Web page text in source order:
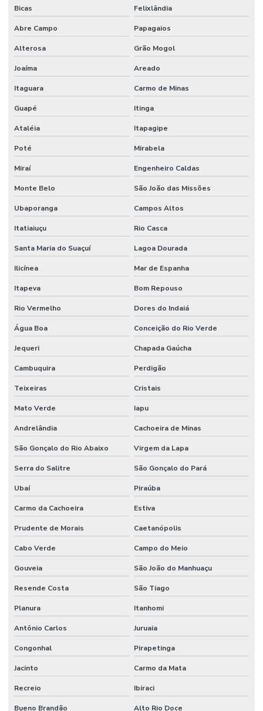
Serviços De Impermeabilização Predial
Serviços De Manutenção Predial De Qualidade
Serviços De Manutenção Preventiva
Serviços de gestão de ativos e manutenção
Serviços de manutenção industrial e corporativa
Serviços de manutenção preventiva industrial
Serviços de mão de obra
Serviços de mão de obra terceirizada
Serviços Profissionais De Manutenção Preventiva
Serviços de terceirização de mão de obra
Sistemas De Monitoramento Preditivo
Soluções de engenharia e manutenção
Soluções de engenharia para manutenção industrial
Terceirização de jardinagem
Terceirização de limpeza
Terceirização de manutenção predial
Terceirização de mão de obra
Terceirização de mão de obra industrial
Terceirização de mão de obra técnica
Terceirização de serviços de manutenção predial
Bicas Felixlândia
Abre Campo Papagaios
Alterosa Grão Mogol
Joaíma Areado
Itaguara Carmo de Minas
Guapé Itinga
Ataléia Itapagipe
Poté Mirabela
Miraí Engenheiro Caldas
Monte Belo São João das Missões
Ubaporanga Campos Altos
Itatiaiuçu Rio Casca
Santa Maria do Suaçuí Lagoa Dourada
Ilicínea Mar de Espanha
Itapeva Bom Repouso
Rio Vermelho Dores do Indaiá
Água Boa Conceição do Rio Verde
Jequeri Chapada Gaúcha
Cambuquira Perdigão
Teixeiras Cristais
Mato Verde Iapu
Andrelândia Cachoeira de Minas
São Gonçalo do Rio Abaixo Virgem da Lapa
Serra do Salitre São Gonçalo do Pará
Ubaí Piraúba
Carmo da Cachoeira Estiva
Prudente de Morais Caetanópolis
Cabo Verde Campo do Meio
Gouveia São João do Manhuaçu
Resende Costa São Tiago
Planura Itanhomi
Antônio Carlos Juruaia
Congonhal Pirapetinga
Jacinto Carmo da Mata
Recreio Ibiraci
Bueno Brandão Alto Rio Doce